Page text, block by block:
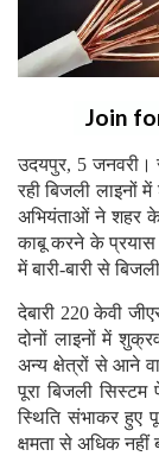
Join
उदयपुर, 5 जनवरी।
रही बिजली लाइनों
अभियंताओं ने शहर के
काबू करने के
में बारी-बारी से
देबारी 220 केवी
दोनों लाइनों में
अन्य क्षेत्रों से आने
पूरा बिजली सिस्टम
स्थिति संभाकर हुए
क्षमता से अधिक नहीं